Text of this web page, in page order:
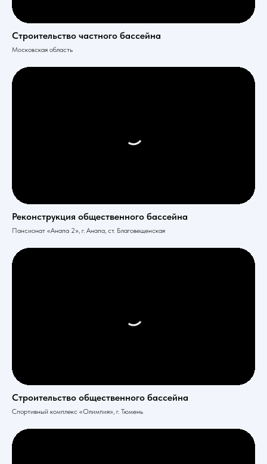
Строительство частного бассейна
Московская область
Реконструкция общественного бассейна
Пансионат «Анапа 2», г. Анапа, ст. Благовещенская
Строительство общественного бассейна
Спортивный комплекс «Олимпия», г. Тюмень